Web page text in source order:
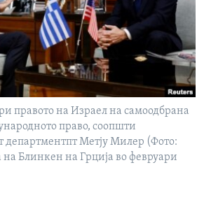
правото на Израел на самоодбрана
право, соопшти
департментпт Метју Милер (Фото:
на Блинкен на Грција во февруари